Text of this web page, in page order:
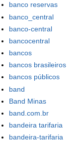
banco reservas
banco_central
banco-central
bancocentral
bancos
bancos brasileiros
bancos públicos
band
Band Minas
band.com.br
bandeira tarifaria
bandeira-tarifaria